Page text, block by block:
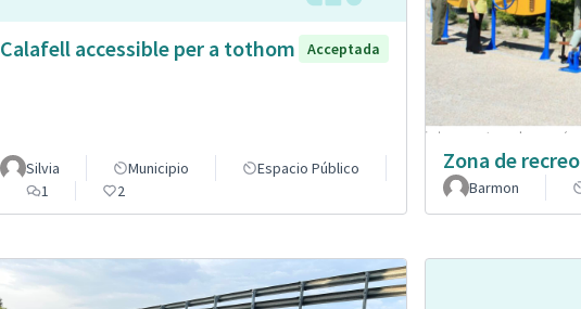
Calafell accessible per a tothom Acceptada
Silvia Municipio
Espacio Público
1
2
Zona de recreo
Barmon